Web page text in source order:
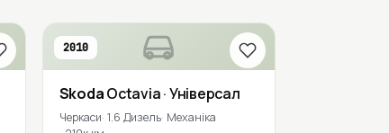
2010
SkodaOctavia· Універсал
Черкаси 1.6 Дизель Механіка